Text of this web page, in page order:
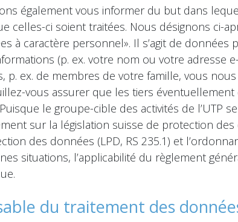
également vous informer du but dans
celles-ci soient traitées. Nous désignons ci-
à caractère personnel». Il s’agit de
(p. ex. votre nom ou votre adresse
p. ex. de membres de votre famille, vous
vous assurer que les tiers
le groupe-cible des activités de l’UTP
sur la législation suisse de protection
des données (LPD, RS 235.1) et
situations, l’applicabilité du règlement
du traitement des